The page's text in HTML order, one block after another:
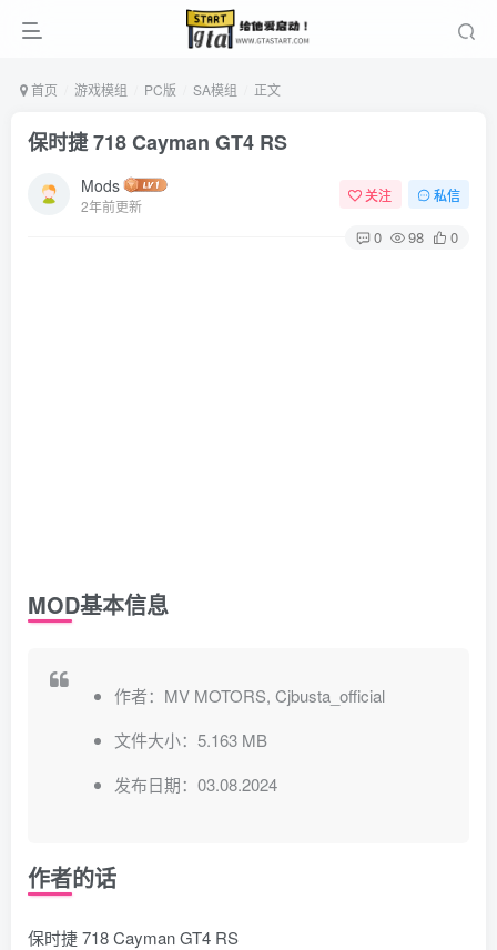
首页 游戏模组 PC版 SA模组 正文
保时捷 718 Cayman GT4 RS
Mods
2年前更新
关注 私信
0 98 0
MOD基本信息
作者：MV MOTORS, Cjbusta_official
文件大小：5.163 MB
发布日期：03.08.2024
作者的话
保时捷 718 Cayman GT4 RS